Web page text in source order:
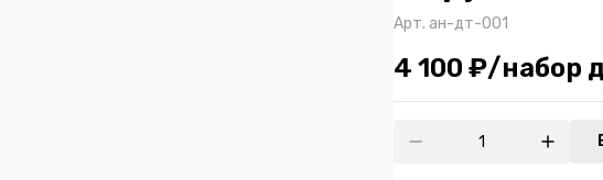
Арт. ан-дт-001
4 100 ₽/набор